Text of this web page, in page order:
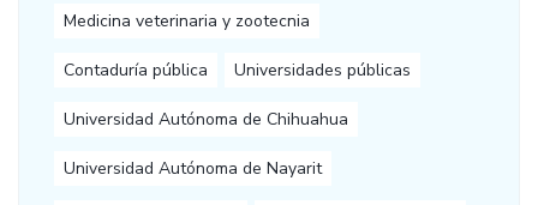
Medicina veterinaria y zootecnia
Contaduría pública Universidades públicas
Universidad Autónoma de Chihuahua
Universidad Autónoma de Nayarit